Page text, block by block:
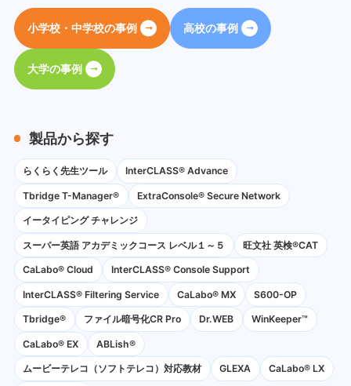
小学校・中学校の事例 高校の事例
大学の事例
製品から探す
らくらく先生ツール InterCLASS® Advance
Tbridge T-Manager® ExtraConsole® Secure Network
イータイピング チャレンジ
スーパー英語 アカデミックコース レベル１～５ 旺文社 英検®CAT
CaLabo®︎ Cloud InterCLASS®︎ Console Support
InterCLASS®︎ Filtering Service CaLabo® MX S600-OP
Tbridge® ファイル暗号化CR Pro Dr.WEB WinKeeper™
CaLabo® EX ABLish®
ムービーテレコ（ソフトテレコ）対応教材 GLEXA CaLabo® LX